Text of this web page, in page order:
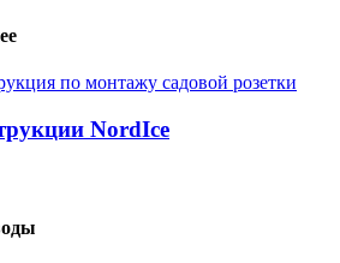
по монтажу садовой розетки
NordIce